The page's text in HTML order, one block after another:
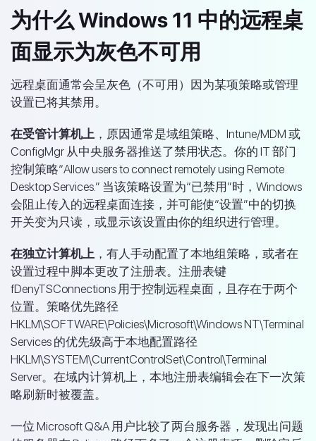
为什么 Windows 11 中的远程桌
面显示为灰色不可用
远程桌面通常会呈灰色（不可用）因为某项策略或管理
设置已将其禁用。
在受管计算机上 ，原因通常是域组策略、Intune/MDM 或
ConfigMgr 从中央服务器推送了禁用状态。你的 IT 部门
控制策略“Allow users to connect remotely using Remote
Desktop Services.” 当该策略设置为“已禁用”时，Windows
会阻止传入的远程桌面连接，并可能使“设置”中的切换
开关变为只读，或显示该设置由你的组织进行管理。
在独立计算机上 ，有人手动配置了本地组策略，或者在
设置过程中脚本更改了注册表。注册表键
fDenyTSConnections 用于控制远程桌面，且存在于两个
位置。策略优先路径
HKLM\SOFTWARE\Policies\Microsoft\Windows NT\Terminal
Services 的优先级高于本地配置路径
HKLM\SYSTEM\CurrentControlSet\Control\Terminal
Server。在域内计算机上，本地注册表编辑会在下一次策
略刷新时被覆盖。
一位 Microsoft Q&A 用户比较了两台服务器，发现出问题